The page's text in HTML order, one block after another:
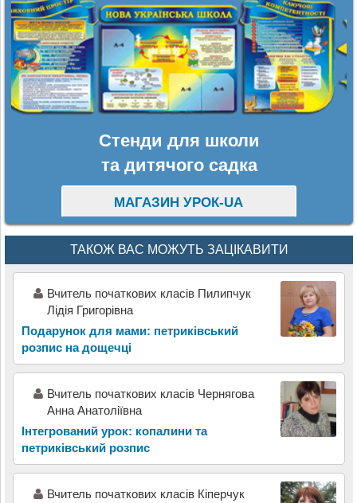
Стенди для школи
та дитячого садка
МАГАЗИН УРОК-UA
ТАКОЖ ВАС МОЖУТЬ ЗАЦІКАВИТИ
Вчитель початкових класів Пилипчук
Лідія Григорівна
Подарунок для мами: петриківський
розпис на дощечці
Вчитель початкових класів Чернягова
Анна Анатоліївна
Інтегрований урок: копалини та
петриківський розпис
Вчитель початкових класів Кіперчук